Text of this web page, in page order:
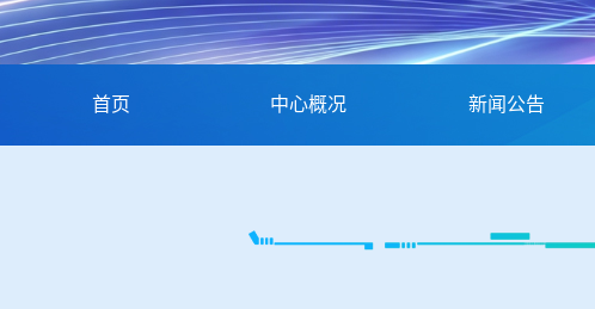
首页 中心概况 新闻公告